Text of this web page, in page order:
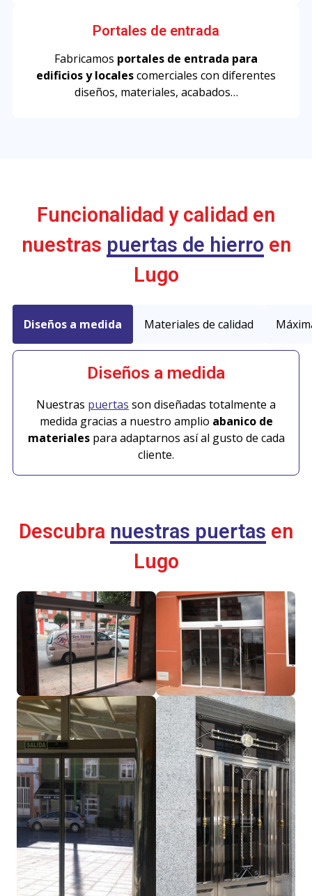
Portales de entrada
Fabricamos portales de entrada para
edificios y localescomerciales con diferentes
diseños, materiales, acabados…
Funcionalidad y calidad en
nuestras puertas de hierro en
Lugo
Diseños a medida Materiales de calidad
Diseños a medida
Nuestras puertas son diseñadas totalmente a
medida gracias a nuestro amplio abanico de
materialespara adaptarnos así al gusto de cada
cliente.
Descubra nuestras puertas en
Lugo